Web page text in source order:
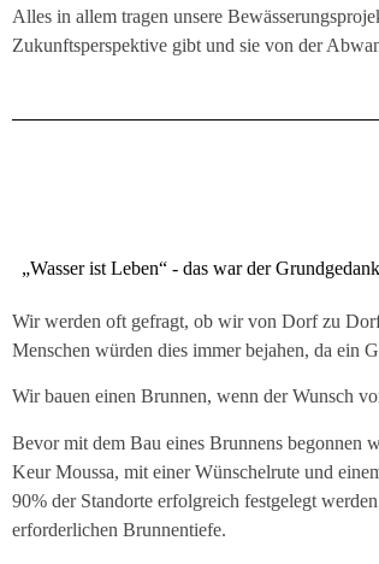
Alles in allem tragen unsere
Zukunftsperspektive gibt und sie von der
„Wasser ist Leben“ - das war der
Wir werden oft gefragt, ob wir von Dorf zu
Menschen würden dies immer bejahen, da ein
Wir bauen einen Brunnen, wenn der Wunsch
Bevor mit dem Bau eines Brunnens begonnen
Keur Moussa, mit einer Wünschelrute und
90% der Standorte erfolgreich festgelegt
erforderlichen Brunnentiefe.